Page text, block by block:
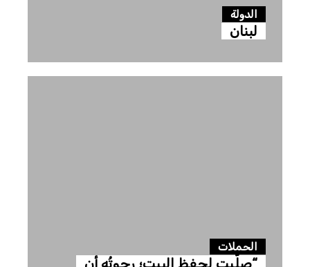
الدولة
لبنان
الحملات
“صلّيت لحفظ البيت؛ رجوتُه أن